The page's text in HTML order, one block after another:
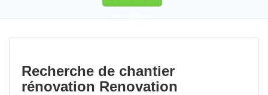
9,5(100%)61
votes
Recherche de chantier
rénovation Renovation